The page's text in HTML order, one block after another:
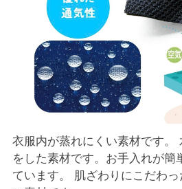
衣服内が蒸れにくい素材です。
をした素材です。お手入れが簡
ています。 肌ざわりにこだわ